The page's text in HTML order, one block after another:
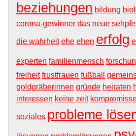
beziehungen bildung
corona-gewinner das neue
die wahrheit ehe ehen erfolg
experten familienmensch
freiheit frustfrauen fußball
goldgräberinnen gründe heiraten
interessen keine zeit
soziales probleme